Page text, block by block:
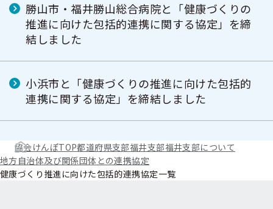
勝山市・福井勝山総合病院と「健康づくりの
推進に向けた包括的連携に関する協定」を締
結しました
小浜市と「健康づくりの推進に向けた包括的
連携に関する協定」を締結しました
協会けんぽTOP都道府県支部福井支部福井支部について
地方自治体及び関係団体との連携協定
健康づくり推進に向けた包括的連携協定一覧